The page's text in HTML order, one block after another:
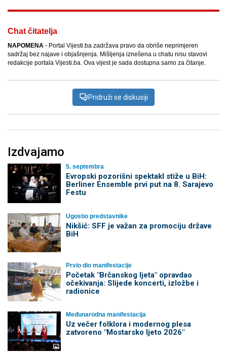
Chat čitatelja
NAPOMENA - Portal Vijesti.ba zadržava pravo da obriše neprimjeren
sadržaj bez najave i objašnjenja. Mišljenja iznešena u chatu nisu stavovi
redakcije portala Vijesti.ba. Ova vijest je sada dostupna samo za čitanje.
Pridruži se diskusiji
Izdvajamo
5. septembra
Evropski pozorišni spektakl stiže u BiH:
Berliner Ensemble prvi put na 8. Sarajevo
Festu
Ugostio predstavnike
Nikšić: SFF je važan za promociju države
BiH
Prvio dio manifestacije
Početak "Brčanskog ljeta" opravdao
očekivanja: Slijede koncerti, izložbe i
radionice
Međunarodna manifestacija
Uz večer folklora i modernog plesa
zatvoreno "Mostarsko ljeto 2026"